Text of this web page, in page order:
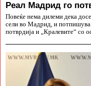
Реал Мадрид го
Повеќе нема дилеми дека
сели во Мадрид, и потпишува
потврдија и „Кралевите“ со